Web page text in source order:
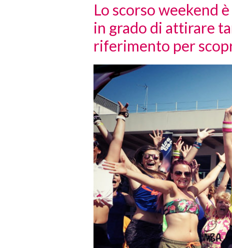
Lo scorso weekend
in grado di attirare
riferimento per